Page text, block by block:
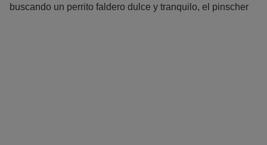
buscando un perrito faldero dulce y tranquilo, el pinscher